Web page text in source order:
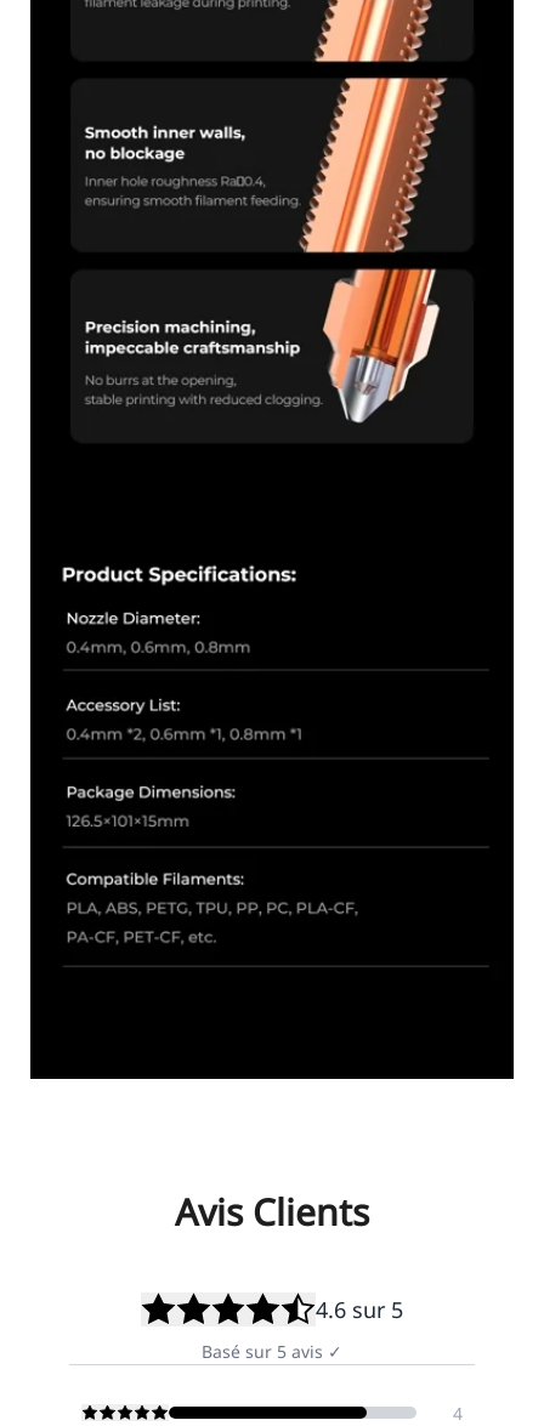
Avis Clients
4.6 sur 5
Basé sur 5 avis ✓
4